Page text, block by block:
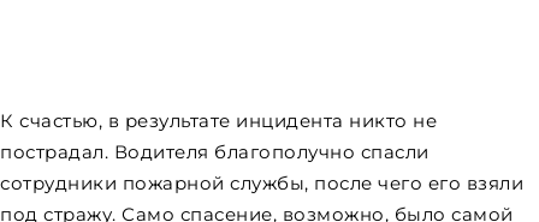
К счастью, в результате инцидента никто не
пострадал. Водителя благополучно спасли
сотрудники пожарной службы, после чего его взяли
под стражу. Само спасение, возможно, было самой